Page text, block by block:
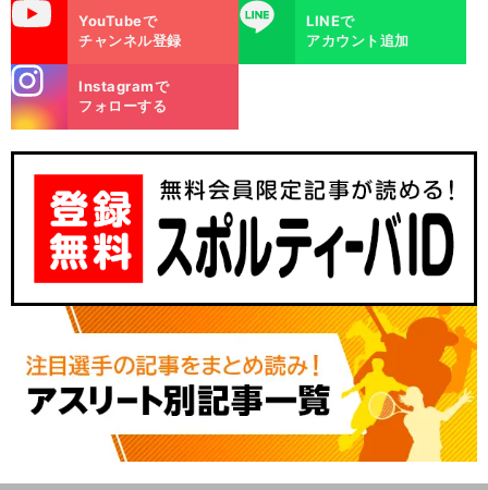
YouTubeで
チャンネル登録
LINE
LINEで
アカウント追加
m
Instagramで
フォローする